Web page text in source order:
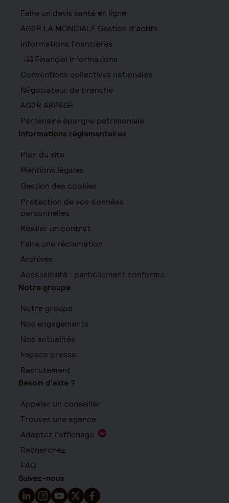
Faire un devis santé en ligne
AG2R LA MONDIALE Gestion d’actifs
Informations financières
Financial informations
Conventions collectives nationales
Négociateur de branche
AG2R ARPEGE
Partenaire épargne patrimoniale
Informations réglementaires
Plan du site
Mentions légales
Gestion des cookies
Protection de vos données
personnelles
Résilier un contrat
Faire une réclamation
Archives
Accessibilité : partiellement conforme
Notre groupe
Notre groupe
Nos engagements
Nos actualités
Espace presse
Recrutement
Besoin d'aide ?
Appeler un conseiller
Trouver une agence
Adaptez l'affichage
Recherchez
FAQ
Suivez-nous
Suivez-nous sur LinkedIn - Nouvelle fenêtre
Suivez-nous sur Instagram - Nouvelle fenêtre
Suivez-nous sur YouTube - Nouvelle fenêtre
Suivez-nous sur X - Nouvelle fenêtre
Suivez-nous sur Facebook - Nouvelle